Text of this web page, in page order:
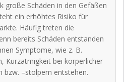
große Schäden in den Gefäßen
ein erhöhtes Risiko für
Häufig treten die
bereits Schäden entstanden
Symptome, wie z. B.
Kurzatmigkeit bei körperlicher
bzw. –stolpern entstehen.